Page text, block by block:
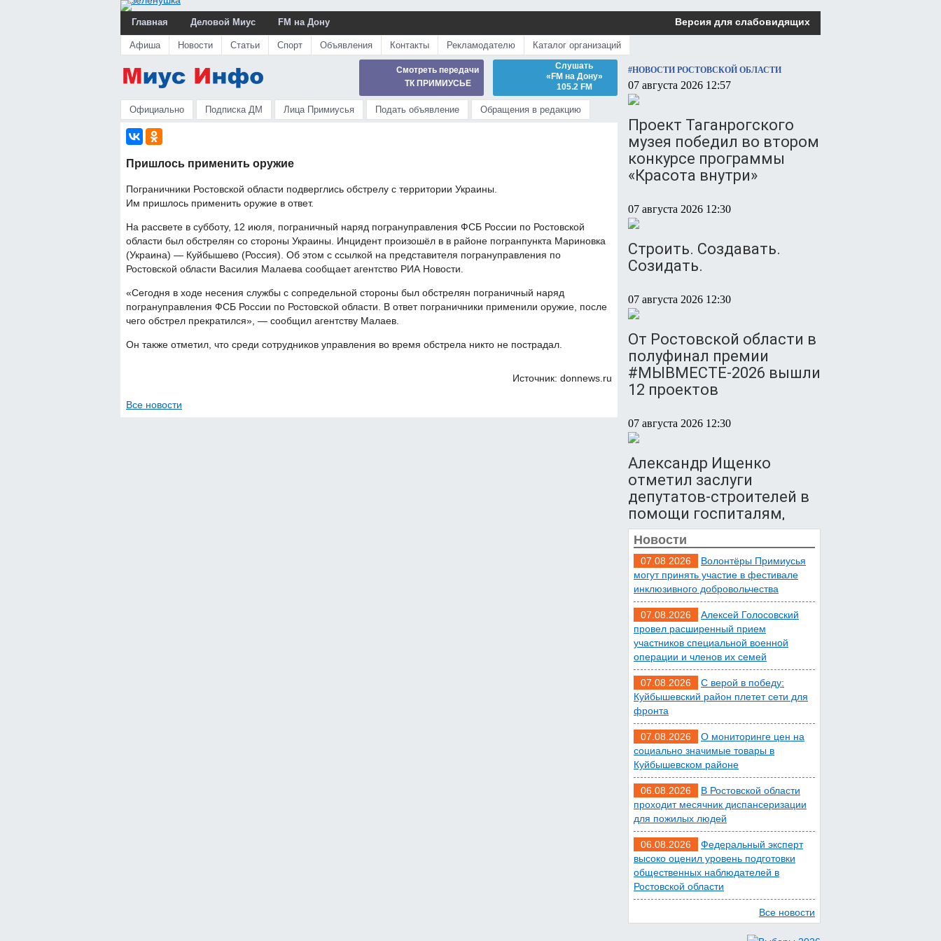
Главная Деловой Миус FM на Дону Версия для слабовидящих
Афиша Новости Статьи Спорт Объявления Контакты Рекламодателю Каталог организаций
Слушать
«FM на Дону»
105.2 FM
Смотреть передачи
ТК ПРИМИУСЬЕ
Официально Подписка ДМ Лица Примиусья Подать объявление Обращения в редакцию
Пришлось применить оружие
Пограничники Ростовской области подверглись обстрелу с территории Украины.
Им пришлось применить оружие в ответ.
На рассвете в субботу, 12 июля, пограничный наряд погрануправления ФСБ России по Ростовской
области был обстрелян со стороны Украины. Инцидент произошёл в в районе погранпункта Мариновка
(Украина) — Куйбышево (Россия). Об этом с ссылкой на представителя погрануправления по
Ростовской области Василия Малаева сообщает агентство РИА Новости.
«Сегодня в ходе несения службы с сопредельной стороны был обстрелян пограничный наряд
погрануправления ФСБ России по Ростовской области. В ответ пограничники применили оружие, после
чего обстрел прекратился», — сообщил агентству Малаев.
Он также отметил, что среди сотрудников управления во время обстрела никто не пострадал.
Источник: donnews.ru
Все новости
#НОВОСТИ РОСТОВСКОЙ ОБЛАСТИ
07 августа 2026 12:57
Проект Таганрогского
музея победил во втором
конкурсе программы
«Красота внутри»
07 августа 2026 12:30
Строить. Создавать.
Созидать.
07 августа 2026 12:30
От Ростовской области в
полуфинал премии
#МЫВМЕСТЕ-2026 вышли
12 проектов
07 августа 2026 12:30
Александр Ищенко
отметил заслуги
депутатов-строителей в
помощи госпиталям,
школам и детским
домам
07 августа 2026 12:28
Приемная кампания в
медколледже
07 августа 2026 12:25
Атаку БПЛА отразили
ночью в небе над
Ростовской областью
07 августа 2026 12:15
В некоторых районах
Ростова концентрация
формальдегида в
воздухе превысила
норму в 12 раз
Новости
07.08.2026
Волонтёры Примиусья
могут принять участие в фестивале
инклюзивного добровольчества
07.08.2026
Алексей Голосовский
провел расширенный прием
участников специальной военной
операции и членов их семей
07.08.2026
С верой в победу:
Куйбышевский район плетет сети для
фронта
07.08.2026
О мониторинге цен на
социально значимые товары в
Куйбышевском районе
06.08.2026
В Ростовской области
проходит месячник диспансеризации
для пожилых людей
06.08.2026
Федеральный эксперт
высоко оценил уровень подготовки
общественных наблюдателей в
Ростовской области
Все новости